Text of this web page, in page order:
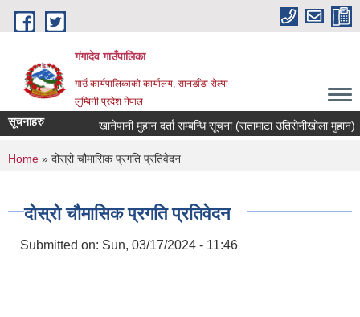
Skip to main content
गंगादेव गाउँपालिका
गाउँ कार्यपालिकाको कार्यालय, सानडाँडा रोल्पा
लुम्बिनी प्रदेश नेपाल
सूचनाहरु खानेपानी मुहान दर्ता सम्बन्धि सूचना (रातामाटा उतिसेनीखोला मुहान)
You are here
Home » दोस्रो चौमासिक प्रगति प्रतिवेदन
दोस्रो चौमासिक प्रगति प्रतिवेदन
Submitted on: Sun, 03/17/2024 - 11:46